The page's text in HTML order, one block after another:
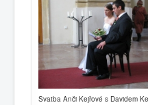
Svatba Anči Kejřové s Davidem